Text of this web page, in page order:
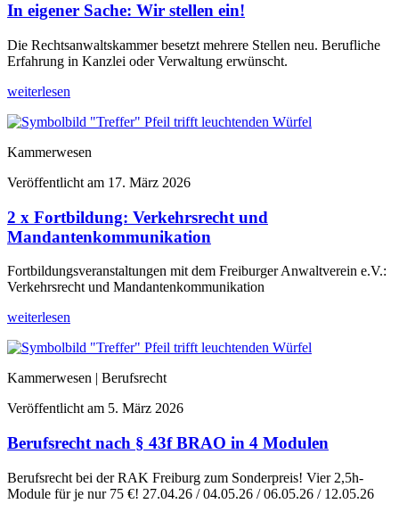
In eigener Sache: Wir stellen ein!
Die Rechtsanwaltskammer besetzt mehrere Stellen neu. Berufliche
Erfahrung in Kanzlei oder Verwaltung erwünscht.
weiterlesen
Kammerwesen
Veröffentlicht am 17. März 2026
2 x Fortbildung: Verkehrsrecht und
Mandantenkommunikation
Fortbildungsveranstaltungen mit dem Freiburger Anwaltverein e.V.:
Verkehrsrecht und Mandantenkommunikation
weiterlesen
Kammerwesen | Berufsrecht
Veröffentlicht am 5. März 2026
Berufsrecht nach § 43f BRAO in 4 Modulen
Berufsrecht bei der RAK Freiburg zum Sonderpreis! Vier 2,5h-
Module für je nur 75 €! 27.04.26 / 04.05.26 / 06.05.26 / 12.05.26